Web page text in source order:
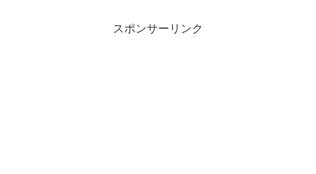
スポンサーリンク